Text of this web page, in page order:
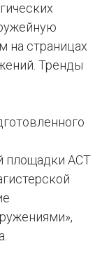
на страницах
Тренды
площадки АСТ